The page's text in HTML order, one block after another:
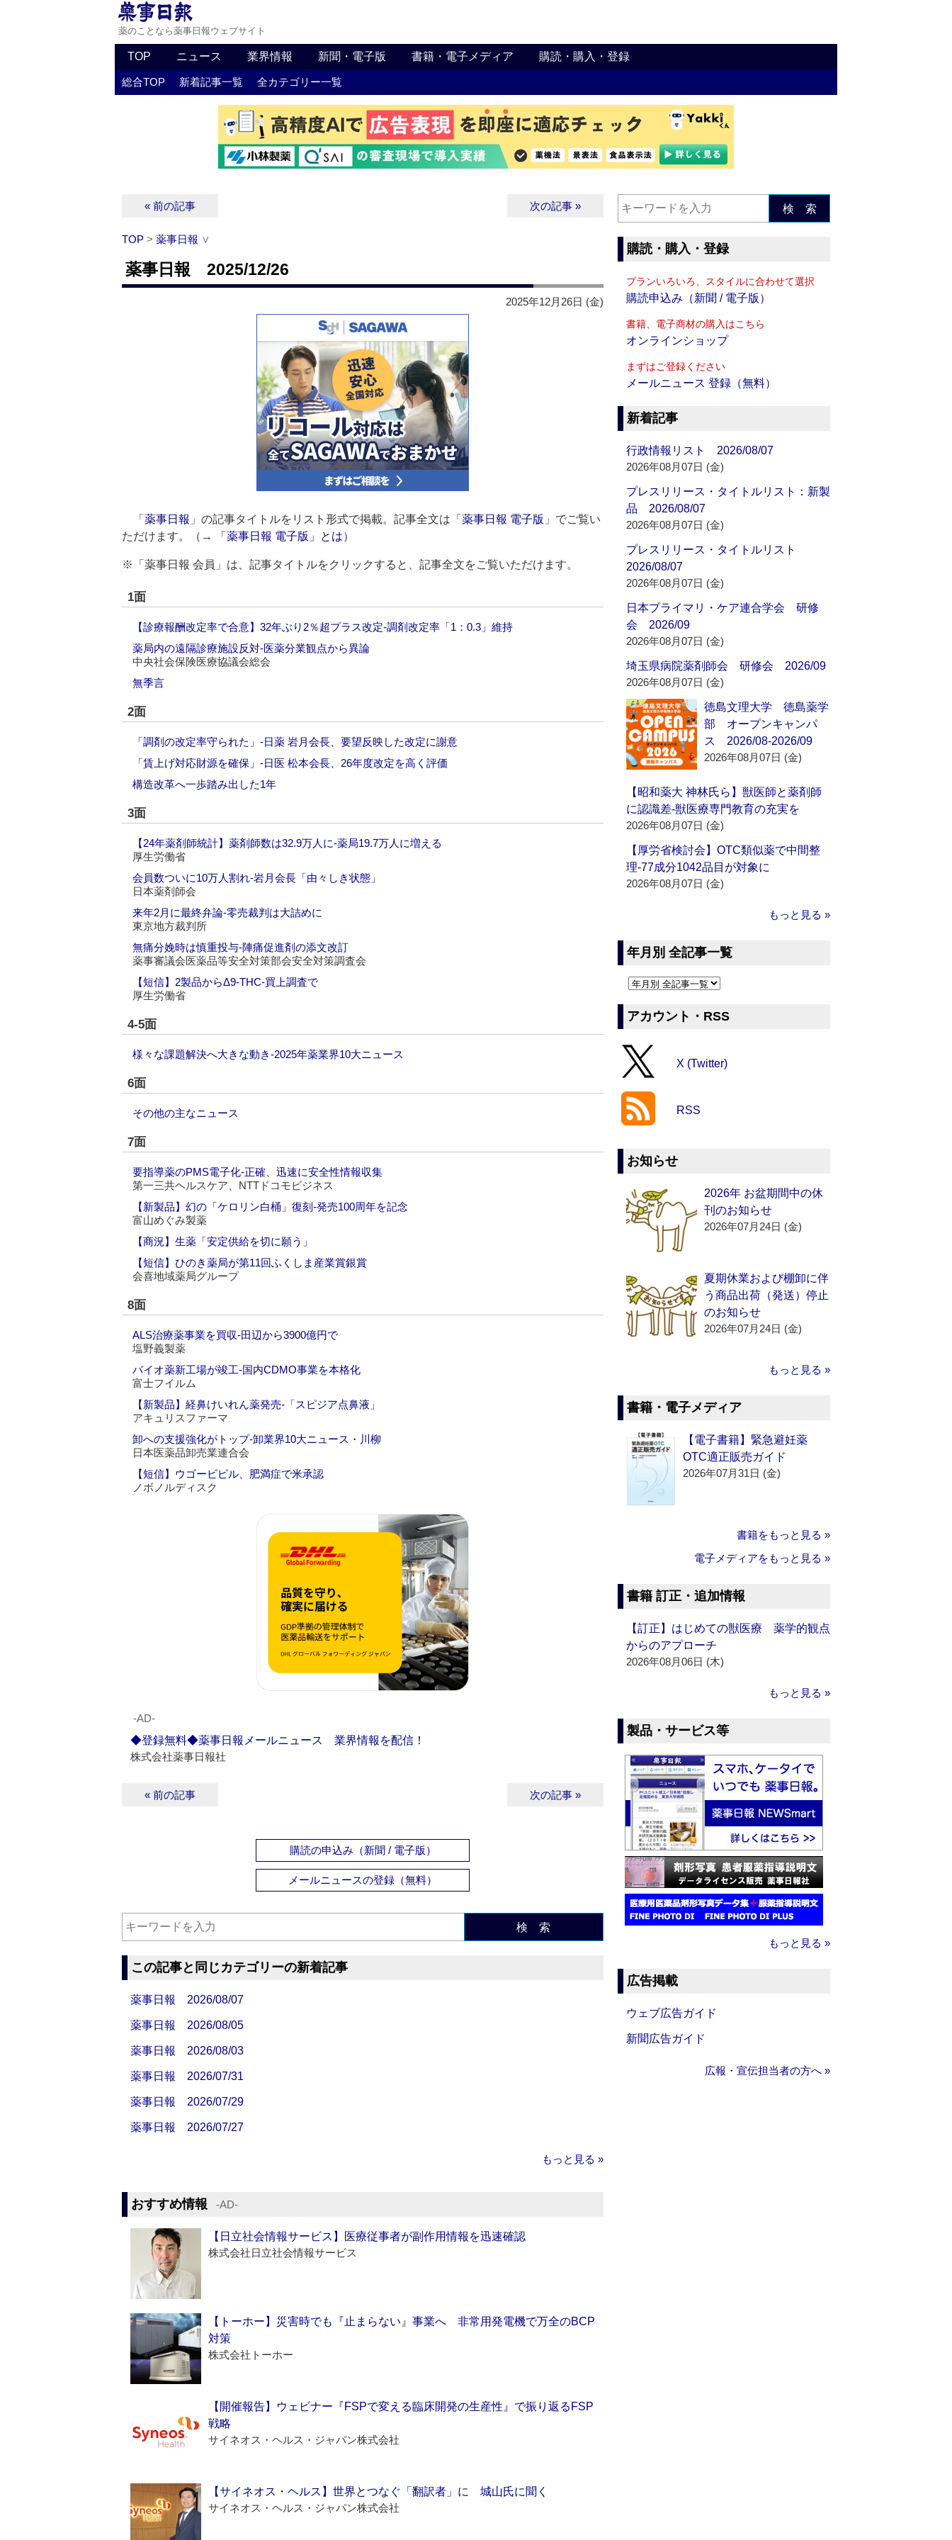
薬のことなら薬事日報ウェブサイト
TOP ニュース 業界情報 新聞・電子版 書籍・電子メディア 購読・購入・登録
総合TOP 新着記事一覧 全カテゴリー一覧
« 前の記事 次の記事 »
TOP > 薬事日報 ∨
薬事日報 2025/12/26
2025年12月26日 (金)
「 薬事日報 」の記事タイトルをリスト形式で掲載。記事全文は「 薬事日報 電子版 」でご覧い
ただけます。（→
「薬事日報 電子版」とは）
※「薬事日報 会員」は、記事タイトルをクリックすると、記事全文をご覧いただけます。
1面
【診療報酬改定率で合意】32年ぶり2％超プラス改定‐調剤改定率「1：0.3」維持
薬局内の遠隔診療施設反対‐医薬分業観点から異論
中央社会保険医療協議会総会
無季言
2面
「調剤の改定率守られた」‐日薬 岩月会長、要望反映した改定に謝意
「賃上げ対応財源を確保」‐日医 松本会長、26年度改定を高く評価
構造改革へ一歩踏み出した1年
3面
【24年薬剤師統計】薬剤師数は32.9万人に‐薬局19.7万人に増える
厚生労働省
会員数ついに10万人割れ‐岩月会長「由々しき状態」
日本薬剤師会
来年2月に最終弁論‐零売裁判は大詰めに
東京地方裁判所
無痛分娩時は慎重投与‐陣痛促進剤の添文改訂
薬事審議会医薬品等安全対策部会安全対策調査会
【短信】2製品からΔ9-THC‐買上調査で
厚生労働省
4-5面
様々な課題解決へ大きな動き‐2025年薬業界10大ニュース
6面
その他の主なニュース
7面
要指導薬のPMS電子化‐正確、迅速に安全性情報収集
第一三共ヘルスケア、NTTドコモビジネス
【新製品】幻の「ケロリン白桶」復刻‐発売100周年を記念
富山めぐみ製薬
【商況】生薬「安定供給を切に願う」
【短信】ひのき薬局が第11回ふくしま産業賞銀賞
会喜地域薬局グループ
8面
ALS治療薬事業を買収‐田辺から3900億円で
塩野義製薬
バイオ薬新工場が竣工‐国内CDMO事業を本格化
富士フイルム
【新製品】経鼻けいれん薬発売‐「スピジア点鼻液」
アキュリスファーマ
卸への支援強化がトップ‐卸業界10大ニュース・川柳
日本医薬品卸売業連合会
【短信】ウゴービピル、肥満症で米承認
ノボノルディスク
‐AD‐
◆登録無料◆薬事日報メールニュース 業界情報を配信！
株式会社薬事日報社
« 前の記事 次の記事 »
購読の申込み（新聞 / 電子版）
メールニュースの登録（無料）
検 索
この記事と同じカテゴリーの新着記事
薬事日報 2026/08/07
薬事日報 2026/08/05
薬事日報 2026/08/03
薬事日報 2026/07/31
薬事日報 2026/07/29
薬事日報 2026/07/27
もっと見る »
おすすめ情報 ‐AD‐
【日立社会情報サービス】医療従事者が副作用情報を迅速確認
株式会社日立社会情報サービス
【トーホー】災害時でも『止まらない』事業へ 非常用発電機で万全のBCP
対策
株式会社トーホー
【開催報告】ウェビナー『FSPで変える臨床開発の生産性』で振り返るFSP
戦略
サイネオス・ヘルス・ジャパン株式会社
【サイネオス・ヘルス】世界とつなぐ「翻訳者」に 城山氏に聞く
サイネオス・ヘルス・ジャパン株式会社
検 索
購読・購入・登録
プランいろいろ、スタイルに合わせて選択
購読申込み（新聞 / 電子版）
書籍、電子商材の購入はこちら
オンラインショップ
まずはご登録ください
メールニュース 登録（無料）
新着記事
行政情報リスト 2026/08/07
2026年08月07日 (金)
プレスリリース・タイトルリスト：新製
品 2026/08/07
2026年08月07日 (金)
プレスリリース・タイトルリスト
2026/08/07
2026年08月07日 (金)
日本プライマリ・ケア連合学会 研修
会 2026/09
2026年08月07日 (金)
埼玉県病院薬剤師会 研修会 2026/09
2026年08月07日 (金)
徳島文理大学 徳島薬学
部 オープンキャンパ
ス 2026/08-2026/09
2026年08月07日 (金)
【昭和薬大 神林氏ら】獣医師と薬剤師
に認識差‐獣医療専門教育の充実を
2026年08月07日 (金)
【厚労省検討会】OTC類似薬で中間整
理‐77成分1042品目が対象に
2026年08月07日 (金)
もっと見る »
年月別 全記事一覧
アカウント・RSS
X (Twitter)
RSS
お知らせ
2026年 お盆期間中の休
刊のお知らせ
2026年07月24日 (金)
夏期休業および棚卸に伴
う商品出荷（発送）停止
のお知らせ
2026年07月24日 (金)
もっと見る »
書籍・電子メディア
【電子書籍】緊急避妊薬
OTC適正販売ガイド
2026年07月31日 (金)
書籍をもっと見る »
電子メディアをもっと見る »
書籍 訂正・追加情報
【訂正】はじめての獣医療 薬学的観点
からのアプローチ
2026年08月06日 (木)
もっと見る »
製品・サービス等
もっと見る »
広告掲載
ウェブ広告ガイド
新聞広告ガイド
広報・宣伝担当者の方へ »